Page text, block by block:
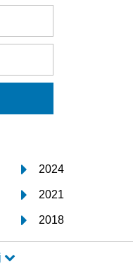
2024
2021
2018
2015